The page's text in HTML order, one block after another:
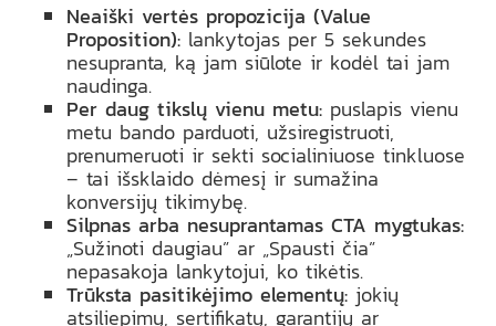
Neaiški vertės propozicija (Value
Proposition): lankytojas per 5 sekundes
nesupranta, ką jam siūlote ir kodėl tai jam
naudinga.
Per daug tikslų vienu metu: puslapis vienu
metu bando parduoti, užsiregistruoti,
prenumeruoti ir sekti socialiniuose tinkluose
– tai išsklaido dėmesį ir sumažina
konversijų tikimybę.
Silpnas arba nesuprantamas CTA mygtukas:
„Sužinoti daugiau” ar „Spausti čia”
nepasakoja lankytojui, ko tikėtis.
Trūksta pasitikėjimo elementų: jokių
atsiliepimų, sertifikatų, garantijų ar